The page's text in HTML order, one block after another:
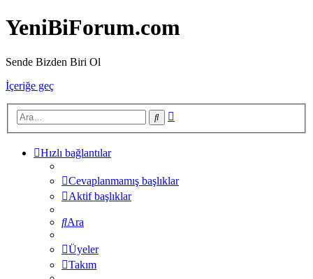
YeniBiForum.com
Sende Bizden Biri Ol
İçeriğe geç
Ara
Hızlı bağlantılar
Cevaplanmamış başlıklar
Aktif başlıklar
Ara
Üyeler
Takım